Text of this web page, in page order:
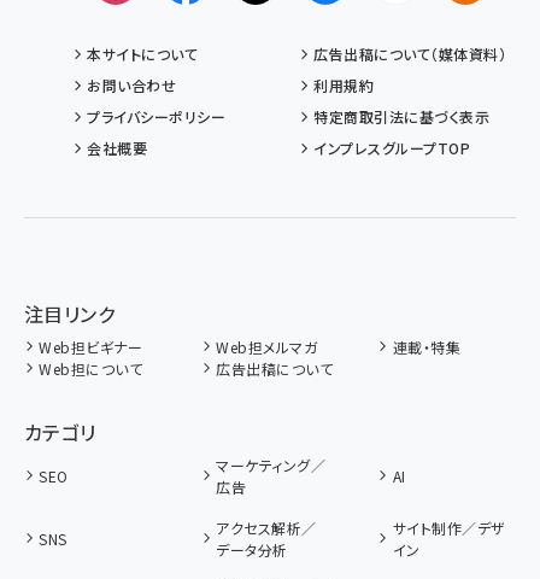
本サイトについて
広告出稿について（媒体資料）
お問い合わせ
利用規約
プライバシーポリシー
特定商取引法に基づく表示
会社概要
インプレスグループTOP
注目リンク
Web担ビギナー Web担メルマガ
連載・特集
Web担について
広告出稿について
カテゴリ
SEO
マーケティング／
広告
AI
SNS
アクセス解析／
データ分析
サイト制作／デザ
イン